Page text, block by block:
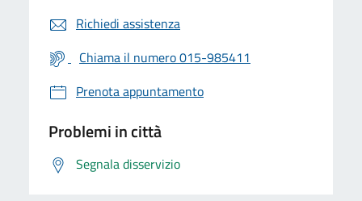
Richiedi assistenza
Chiama il numero 015-985411
Prenota appuntamento
Problemi in città
Segnala disservizio